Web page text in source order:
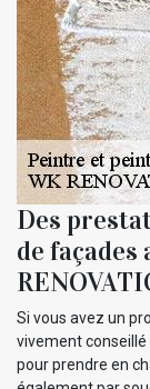
Des
de
Si vous avez un
vivement
pour prendre en